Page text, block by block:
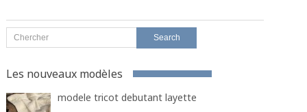
Les nouveaux modèles
modele tricot debutant layette